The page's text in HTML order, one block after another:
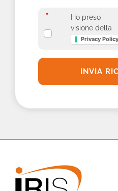
**
Ho preso
visione della
Privacy Policy